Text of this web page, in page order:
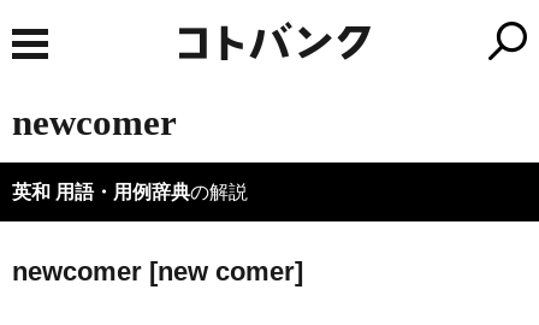
newcomer
英和 用語・用例辞典の解説
newcomer [new comer]